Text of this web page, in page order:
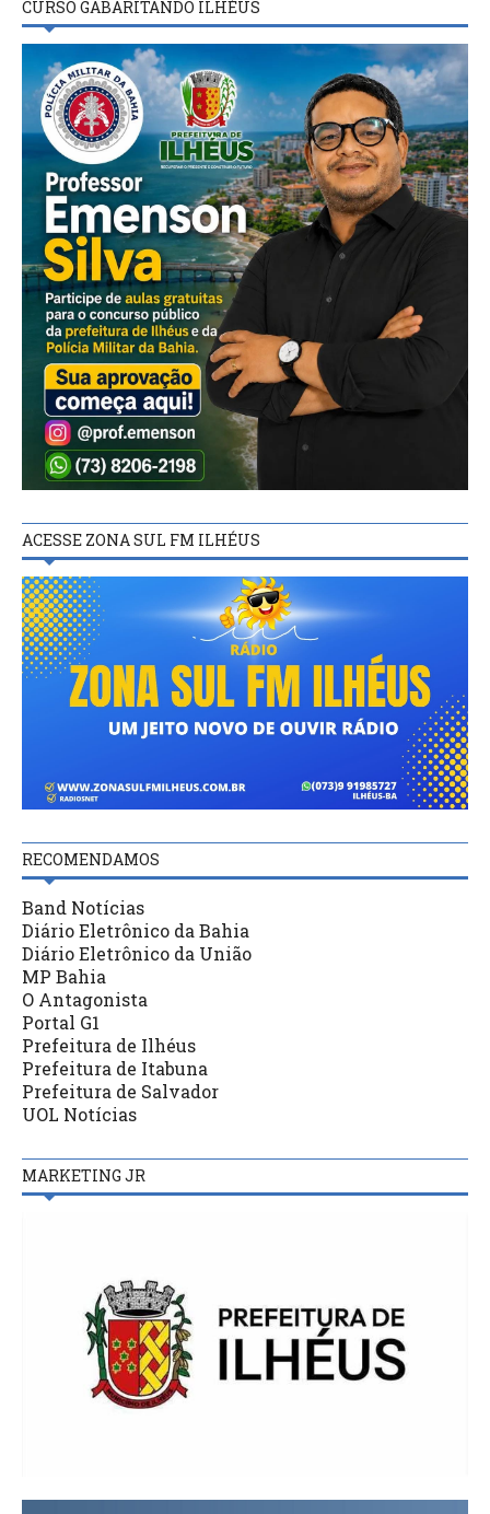
CURSO GABARITANDO ILHÉUS
ACESSE ZONA SUL FM ILHÉUS
RECOMENDAMOS
Band Notícias
Diário Eletrônico da Bahia
Diário Eletrônico da União
MP Bahia
O Antagonista
Portal G1
Prefeitura de Ilhéus
Prefeitura de Itabuna
Prefeitura de Salvador
UOL Notícias
MARKETING JR